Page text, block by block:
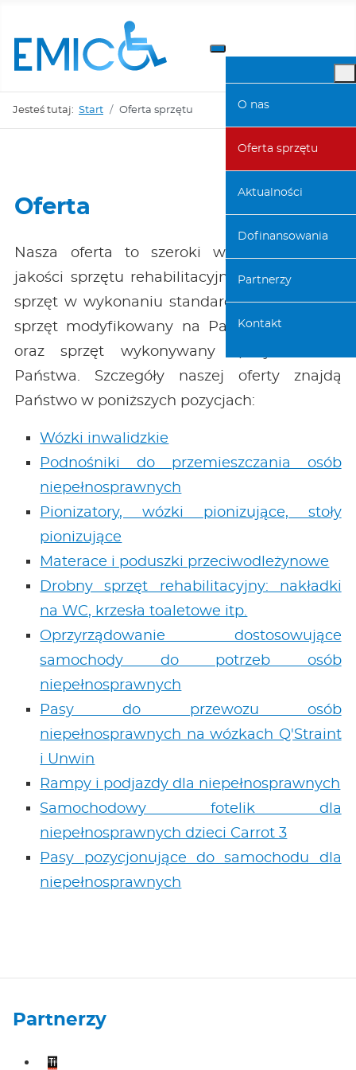
O nas
Oferta sprzętu
Aktualności
Dofinansowania
Partnerzy
Kontakt
Jesteś tutaj: Start Oferta sprzętu
Oferta
Nasza oferta to szeroki wybór najlepszej
jakości sprzętu rehabilitacyjnego. Oferujemy
sprzęt w wykonaniu standardowym, a także
sprzęt modyfikowany na Państwa potrzeby
oraz sprzęt wykonywany specjalnie dla
Państwa. Szczegóły naszej oferty znajdą
Państwo w poniższych pozycjach:
Wózki inwalidzkie
Podnośniki do przemieszczania osób
niepełnosprawnych
Pionizatory, wózki pionizujące, stoły
pionizujące
Materace i poduszki przeciwodleżynowe
Drobny sprzęt rehabilitacyjny: nakładki
na WC, krzesła toaletowe itp.
Oprzyrządowanie dostosowujące
samochody do potrzeb osób
niepełnosprawnych
Pasy do przewozu osób
niepełnosprawnych na wózkach Q'Straint
i Unwin
Rampy i podjazdy dla niepełnosprawnych
Samochodowy fotelik dla
niepełnosprawnych dzieci Carrot 3
Pasy pozycjonujące do samochodu dla
niepełnosprawnych
Partnerzy